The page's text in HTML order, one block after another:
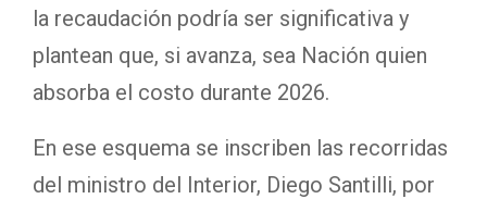
la recaudación podría ser significativa y
plantean que, si avanza, sea Nación quien
absorba el costo durante 2026.
En ese esquema se inscriben las recorridas
del ministro del Interior, Diego Santilli, por